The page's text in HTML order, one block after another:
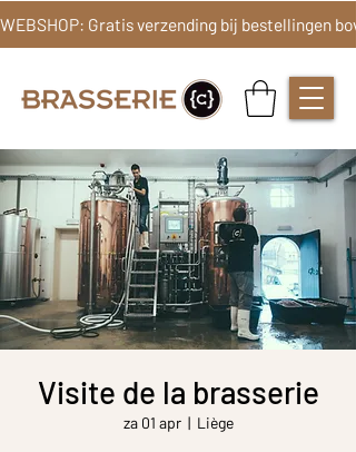
Visite de la brasserie
za 01 apr
  |
Liège